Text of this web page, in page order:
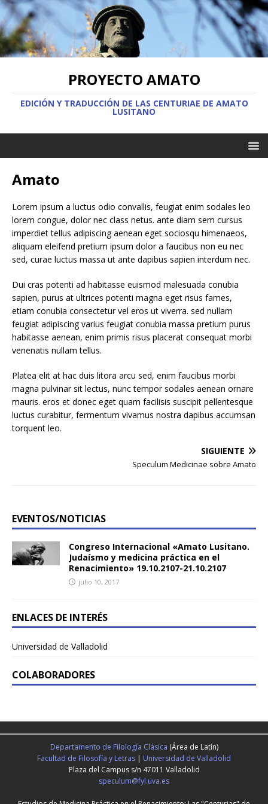
PROYECTO AMATO
EDICIÓN Y TRADUCCIÓN DE LAS CENTURIAE DE AMATO
LUSITANO
Amato
Lorem ipsum a luctus odio convallis, feugiat enim sodales leo
lorem congue, dolor nec class netus. ante diam sem cursus
imperdiet tellus adipiscing aenean eget sociosqu himenaeos,
aliquam eleifend pretium ipsum dolor a faucibus non eu nec
sed, curae luctus massa ut ante dapibus sapien interdum nec.
Dui cras potenti ad habitasse euismod malesuada conubia
sapien, purus at ultrices potenti magna eget risus fames,
etiam conubia consectetur vel eros ut viverra. sed nullam
feugiat adipiscing varius feugiat conubia massa pretium purus
habitasse aenean, enim primis risus placerat consequat morbi
venenatis nullam tellus.
Platea elit at hac duis litora arcu sed, enim faucibus morbi
magna pulvinar sit lectus, nunc tempor sodales aenean ornare
mauris. eros et donec eget quam facilisis suscipit pellentesque
luctus curabitur, fermentum vivamus nostra dapibus accumsan
torquent leo.
SIGUIENTE
Speculum Medicinae sobre Amato
EVENTOS/NOTICIAS
Congreso Internacional «Amato Lusitano.
Judaísmo y medicina práctica en el
Renacimiento» 19.10.2107-21.10.2107
julio 10, 2017
ENLACES DE INTERÉS
Universidad de Valladolid
COLABORADORES
Departamento de Filología Clásica (Área de Latín)
Facultad de Filosofía y Letras | Universidad de Valladolid
Plaza del Campus s/n 47011 Valladolid
speculum@fyl.uva.es